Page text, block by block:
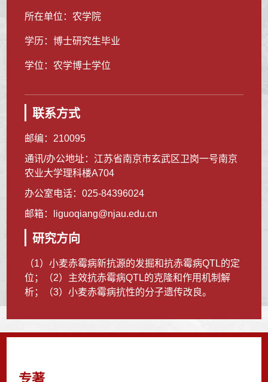
所在单位：农学院
学历：博士研究生毕业
学位：农学博士学位
联系方式
邮编： 210095
通讯/办公地址： 江苏省南京市玄武区卫岗一号南京
农业大学理科楼A704
办公室电话：025-84396024
邮箱：
liguoqiang@njau.edu.cn
研究方向
（1）小麦赤霉病新抗源的发掘和抗赤霉病QTL的定
位；（2）主效抗赤霉病QTL的克隆和作用机制解
析；（3）小麦赤霉病抗性的分子遗传改良。
专著